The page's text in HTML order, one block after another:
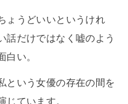
ょうどいいというけれ
話だけではなく嘘のよう
白い。
という女優の存在の間を
じています。